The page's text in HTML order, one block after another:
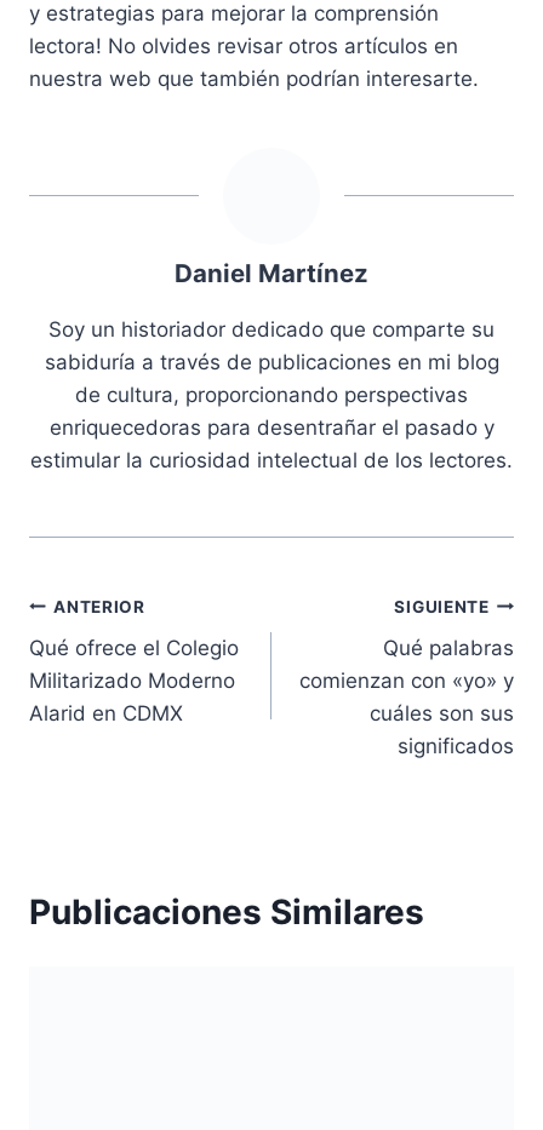
y estrategias para mejorar la comprensión
lectora! No olvides revisar otros artículos en
nuestra web que también podrían interesarte.
Daniel Martínez
Soy un historiador dedicado que comparte su
sabiduría a través de publicaciones en mi blog
de cultura, proporcionando perspectivas
enriquecedoras para desentrañar el pasado y
estimular la curiosidad intelectual de los lectores.
Navegación
de
entradas
ANTERIOR
Qué ofrece el Colegio
Militarizado Moderno
Alarid en CDMX
SIGUIENTE
Qué palabras
comienzan con «yo» y
cuáles son sus
significados
Publicaciones Similares